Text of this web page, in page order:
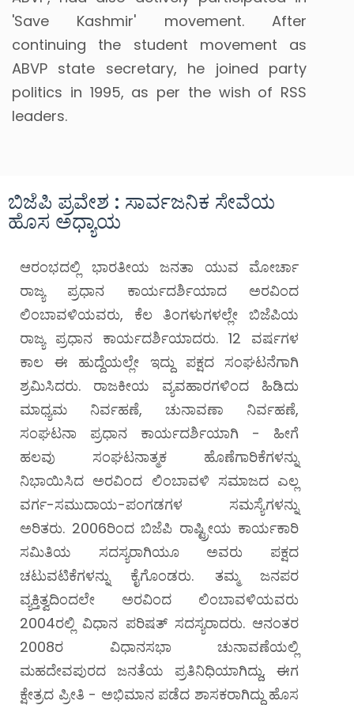
'Save Kashmir' movement. After
continuing the student movement as
ABVP state secretary, he joined party
politics in 1995, as per the wish of RSS
leaders.
ಬಿಜೆಪಿ ಪ್ರವೇಶ : ಸಾರ್ವಜನಿಕ ಸೇವೆಯ
ಹೊಸ ಅಧ್ಯಾಯ
ಆರಂಭದಲ್ಲಿ ಭಾರತೀಯ ಜನತಾ ಯುವ ಮೋರ್ಚಾ
ರಾಜ್ಯ ಪ್ರಧಾನ ಕಾರ್ಯದರ್ಶಿಯಾದ ಅರವಿಂದ
ಲಿಂಬಾವಳಿಯವರು, ಕೆಲ ತಿಂಗಳುಗಳಲ್ಲೇ ಬಿಜೆಪಿಯ
ರಾಜ್ಯ ಪ್ರಧಾನ ಕಾರ್ಯದರ್ಶಿಯಾದರು. 12 ವರ್ಷಗಳ
ಕಾಲ ಈ ಹುದ್ದೆಯಲ್ಲೇ ಇದ್ದು ಪಕ್ಷದ ಸಂಘಟನೆಗಾಗಿ
ಶ್ರಮಿಸಿದರು. ರಾಜಕೀಯ ವ್ಯವಹಾರಗಳಿಂದ ಹಿಡಿದು
ಮಾಧ್ಯಮ ನಿರ್ವಹಣೆ, ಚುನಾವಣಾ ನಿರ್ವಹಣೆ,
ಸಂಘಟನಾ ಪ್ರಧಾನ ಕಾರ್ಯದರ್ಶಿಯಾಗಿ - ಹೀಗೆ
ಹಲವು ಸಂಘಟನಾತ್ಮಕ ಹೊಣೆಗಾರಿಕೆಗಳನ್ನು
ನಿಭಾಯಿಸಿದ ಅರವಿಂದ ಲಿಂಬಾವಳಿ ಸಮಾಜದ ಎಲ್ಲ
ವರ್ಗ-ಸಮುದಾಯ-ಪಂಗಡಗಳ ಸಮಸ್ಯೆಗಳನ್ನು
ಅರಿತರು. 2006ರಿಂದ ಬಿಜೆಪಿ ರಾಷ್ಟ್ರೀಯ ಕಾರ್ಯಕಾರಿ
ಸಮಿತಿಯ ಸದಸ್ಯರಾಗಿಯೂ ಅವರು ಪಕ್ಷದ
ಚಟುವಟಿಕೆಗಳನ್ನು ಕೈಗೊಂಡರು. ತಮ್ಮ ಜನಪರ
ವ್ಯಕ್ತಿತ್ವದಿಂದಲೇ ಅರವಿಂದ ಲಿಂಬಾವಳಿಯವರು
2004ರಲ್ಲಿ ವಿಧಾನ ಪರಿಷತ್ ಸದಸ್ಯರಾದರು. ಆನಂತರ
2008ರ ವಿಧಾನಸಭಾ ಚುನಾವಣೆಯಲ್ಲಿ
ಮಹದೇವಪುರದ ಜನತೆಯ ಪ್ರತಿನಿಧಿಯಾಗಿದ್ದು, ಈಗ
ಕ್ಷೇತ್ರದ ಪ್ರೀತಿ - ಅಭಿಮಾನ ಪಡೆದ ಶಾಸಕರಾಗಿದ್ದು ಹೊಸ